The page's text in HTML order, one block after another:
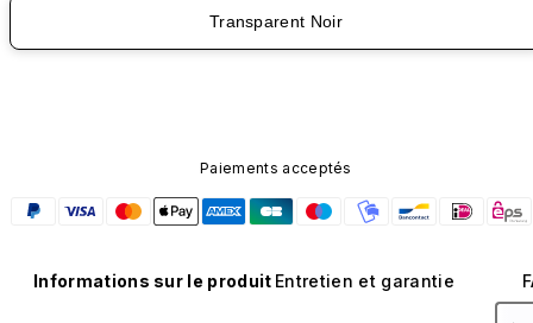
Transparent Noir
Paiements acceptés
Informations sur le produit Entretien et garantie